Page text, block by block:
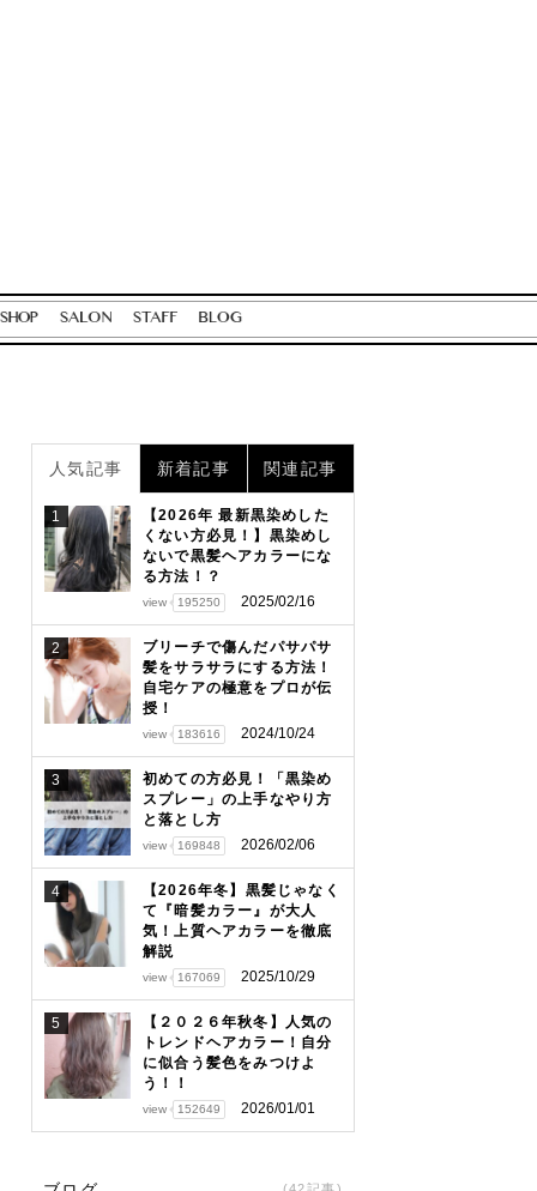
人気記事 新着記事 関連記事
1
【2026年 最新黒染めした
くない方必見！】黒染めし
ないで黒髪ヘアカラーにな
る方法！？
view 195250 2025/02/16
2
ブリーチで傷んだパサパサ
髪をサラサラにする方法！
自宅ケアの極意をプロが伝
授！
view 183616 2024/10/24
3
初めての方必見！「黒染め
スプレー」の上手なやり方
と落とし方
view 169848 2026/02/06
4
【2026年冬】黒髪じゃなく
て『暗髪カラー』が大人
気！上質ヘアカラーを徹底
解説
view 167069 2025/10/29
5
【２０２６年秋冬】人気の
トレンドヘアカラー！自分
に似合う髪色をみつけよ
う！！
view 152649 2026/01/01